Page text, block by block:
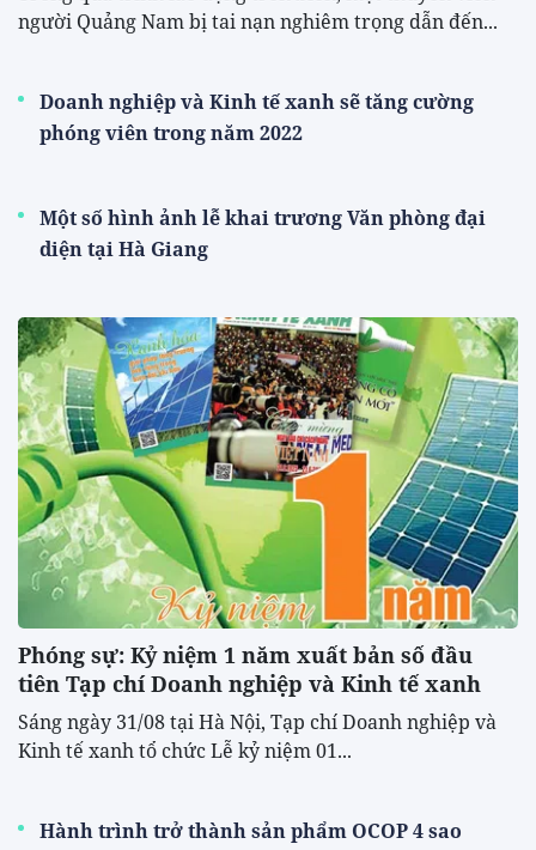
người Quảng Nam bị tai nạn nghiêm trọng dẫn đến...
Doanh nghiệp và Kinh tế xanh sẽ tăng cường
phóng viên trong năm 2022
Một số hình ảnh lễ khai trương Văn phòng đại
diện tại Hà Giang
Phóng sự: Kỷ niệm 1 năm xuất bản số đầu
tiên Tạp chí Doanh nghiệp và Kinh tế xanh
Sáng ngày 31/08 tại Hà Nội, Tạp chí Doanh nghiệp và
Kinh tế xanh tổ chức Lễ kỷ niệm 01...
Hành trình trở thành sản phẩm OCOP 4 sao